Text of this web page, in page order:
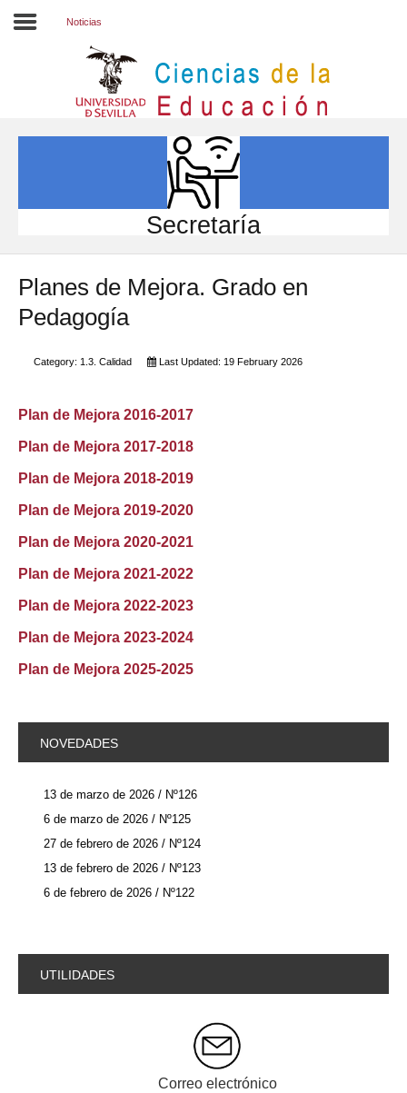
INVESTIGACIÓN
INTERNACIONAL
Directorio FCCE
Noticias
Secretaría
Planes de Mejora. Grado en
Pedagogía
Category: 1.3. Calidad Last Updated: 19 February 2026
Plan de Mejora 2016-2017
Plan de Mejora 2017-2018
Plan de Mejora 2018-2019
Plan de Mejora 2019-2020
Plan de Mejora 2020-2021
Plan de Mejora 2021-2022
Plan de Mejora 2022-2023
Plan de Mejora 2023-2024
Plan de Mejora 2025-2025
NOVEDADES
13 de marzo de 2026 / Nº126
6 de marzo de 2026 / Nº125
27 de febrero de 2026 / Nº124
13 de febrero de 2026 / Nº123
6 de febrero de 2026 / Nº122
UTILIDADES
Correo electrónico